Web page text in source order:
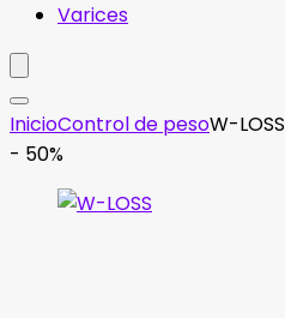
Varices
InicioControl de pesoW-LOSS
- 50%